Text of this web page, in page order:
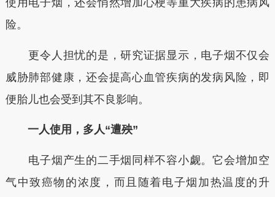
使用电子烟，还会悄然增加心梗等重大疾病的患病风
险。
更令人担忧的是，研究证据显示，电子烟不仅会
威胁肺部健康，还会提高心血管疾病的发病风险，即
便胎儿也会受到其不良影响。
一人使用，多人“遭殃”
电子烟产生的二手烟同样不容小觑。它会增加空
气中致癌物的浓度，而且随着电子烟加热温度的升